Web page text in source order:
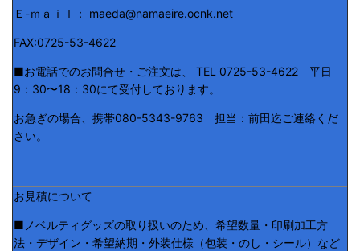
Ｅ-ｍａｉｌ： maeda@namaeire.ocnk.net
FAX:0725-53-4622
■お電話でのお問合せ・ご注文は、 TEL 0725-53-4622 平日
9：30〜18：30にて受付しております。
お急ぎの場合、携帯080-5343-9763 担当：前田迄ご連絡くだ
さい。
お見積について
■ノベルティグッズの取り扱いのため、希望数量・印刷加工方
法・デザイン・希望納期・外装仕様（包装・のし・シール）など